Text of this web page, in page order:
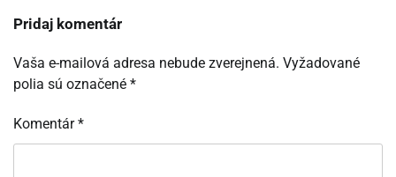
Pridaj komentár
Vaša e-mailová adresa nebude zverejnená. Vyžadované
polia sú označené *
Komentár*